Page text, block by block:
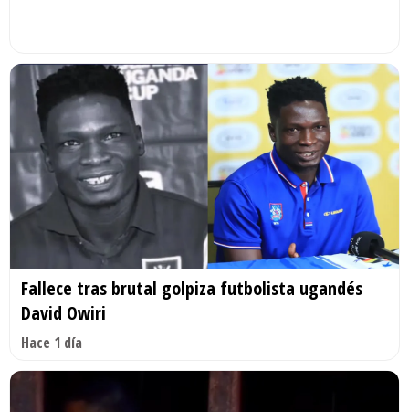
Fallece tras brutal golpiza futbolista ugandés
David Owiri
Hace 1 día